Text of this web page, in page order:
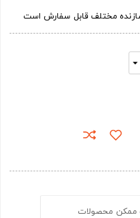
مختلف قابل سفارش است
ممکن محصولات